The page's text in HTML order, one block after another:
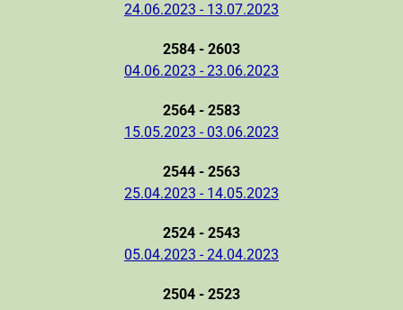
24.06.2023 - 13.07.2023
2584 - 2603
04.06.2023 - 23.06.2023
2564 - 2583
15.05.2023 - 03.06.2023
2544 - 2563
25.04.2023 - 14.05.2023
2524 - 2543
05.04.2023 - 24.04.2023
2504 - 2523